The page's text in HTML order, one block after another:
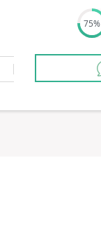
75%